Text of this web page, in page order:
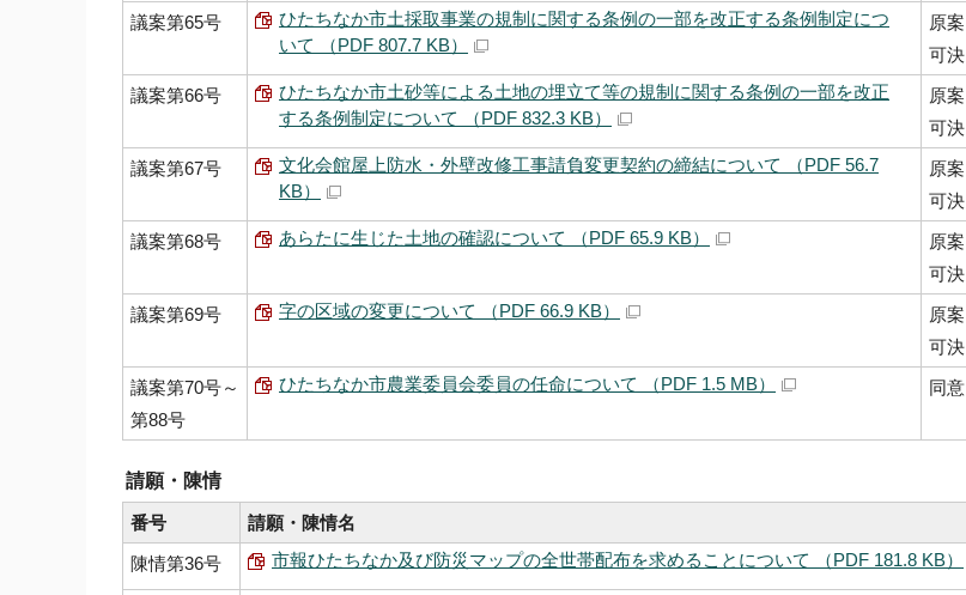
議案第65号
ひたちなか市土採取事業の規制に関する条例の一部を改正する条例制定につ
いて （PDF 807.7 KB）
原案
可決
議案第66号
ひたちなか市土砂等による土地の埋立て等の規制に関する条例の一部を改正
する条例制定について （PDF 832.3 KB）
原案
可決
議案第67号
文化会館屋上防水・外壁改修工事請負変更契約の締結について （PDF 56.7
KB）
原案
可決
議案第68号 あらたに生じた土地の確認について （PDF 65.9 KB）
原案
可決
議案第69号 字の区域の変更について （PDF 66.9 KB）
原案
可決
議案第70号～
第88号
ひたちなか市農業委員会委員の任命について （PDF 1.5 MB） 同意
請願・陳情
番号
請願・陳情名
陳情第36号
市報ひたちなか及び防災マップの全世帯配布を求めることについて （PDF 181.8 KB）